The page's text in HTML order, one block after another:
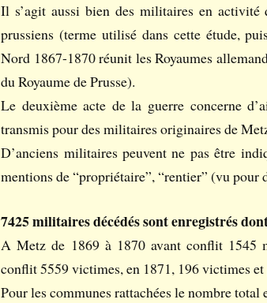
Il s’agit aussi bien des militaires en
prussiens (terme utilisé dans cette étude,
Nord 1867-1870 réunit les Royaumes
du Royaume de Prusse).
Le deuxième acte de la guerre concerne
transmis pour des militaires originaires de
D’anciens militaires peuvent ne pas être
mentions de “propriétaire”, “rentier” (vu pour
7425 militaires décédés sont enregistrés
A Metz de 1869 à 1870 avant conflit 1545
conflit 5559 victimes, en 1871, 196 victimes
Pour les communes rattachées le nombre total